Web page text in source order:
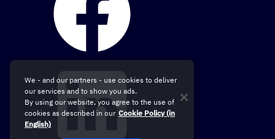
We - and our partners - use cookies to deliver
our services and to show you ads.
By using our website, you agree to the use of
cookies as described in our Cookie Policy (in
English)